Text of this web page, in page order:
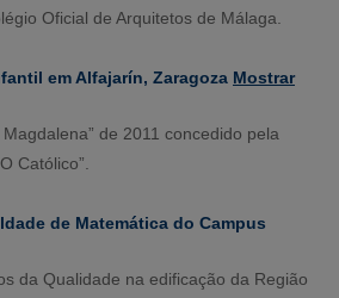
Oficial de Arquitetos de Málaga.
em Alfajarín, Zaragoza Mostrar
de 2011 concedido pela
Católico”.
de Matemática do Campus
da Qualidade na edificação da Região